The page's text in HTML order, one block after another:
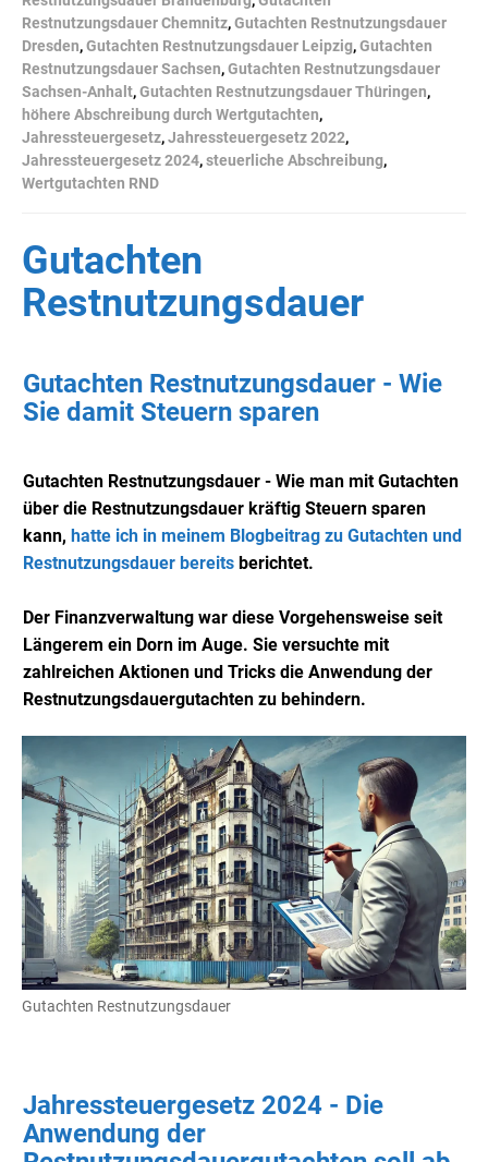
Restnutzungsdauer Chemnitz,Gutachten Restnutzungsdauer
Dresden,Gutachten Restnutzungsdauer Leipzig,Gutachten
Restnutzungsdauer Sachsen,Gutachten Restnutzungsdauer
Sachsen-Anhalt,Gutachten Restnutzungsdauer Thüringen,
höhere Abschreibung durch Wertgutachten,
Jahressteuergesetz,Jahressteuergesetz 2022,
Jahressteuergesetz 2024,steuerliche Abschreibung,
Wertgutachten RND
Gutachten
Restnutzungsdauer
Gutachten Restnutzungsdauer - Wie
Sie damit Steuern sparen
Gutachten Restnutzungsdauer - Wie man mit Gutachten
über die Restnutzungsdauer kräftig Steuern sparen
kann, hatte ich in meinem Blogbeitrag zu Gutachten und
Restnutzungsdauer bereits berichtet.
Der Finanzverwaltung war diese Vorgehensweise seit
Längerem ein Dorn im Auge. Sie versuchte mit
zahlreichen Aktionen und Tricks die Anwendung der
Restnutzungsdauergutachten zu behindern.
Gutachten Restnutzungsdauer
Jahressteuergesetz 2024 - Die
Anwendung der